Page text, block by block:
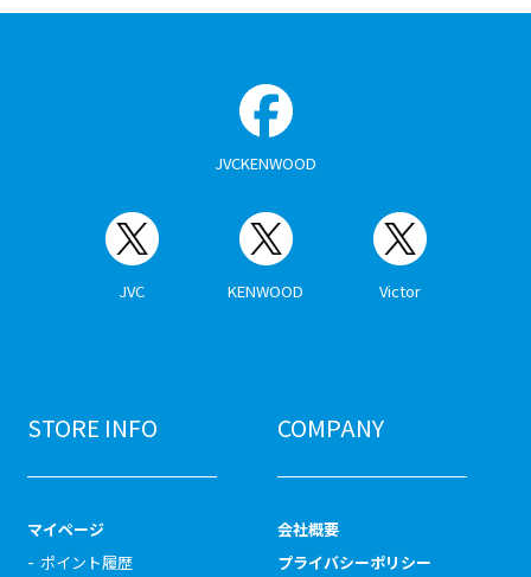
JVCKENWOOD
JVC KENWOOD Victor
STORE INFO
マイページ
ポイント履歴
COMPANY
会社概要
プライバシーポリシー